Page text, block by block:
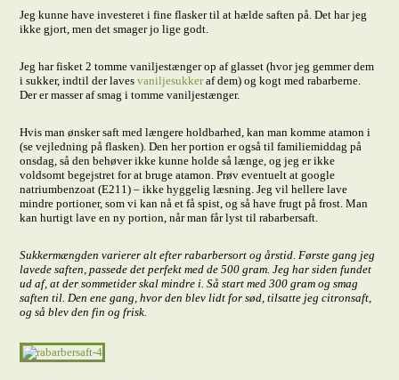
Jeg kunne have investeret i fine flasker til at hælde saften på. Det har jeg
ikke gjort, men det smager jo lige godt.
Jeg har fisket 2 tomme vaniljestænger op af glasset (hvor jeg gemmer dem
i sukker, indtil der lavesvaniljesukkeraf dem) og kogt med rabarberne.
Der er masser af smag i tomme vaniljestænger.
Hvis man ønsker saft med længere holdbarhed, kan man komme atamon i
(se vejledning på flasken). Den her portion er også til familiemiddag på
onsdag, så den behøver ikke kunne holde så længe, og jeg er ikke
voldsomt begejstret for at bruge atamon. Prøv eventuelt at google
natriumbenzoat (E211) – ikke hyggelig læsning. Jeg vil hellere lave
mindre portioner, som vi kan nå et få spist, og så have frugt på frost. Man
kan hurtigt lave en ny portion, når man får lyst til rabarbersaft.
Sukkermængden varierer alt efter rabarbersort og årstid. Første gang jeg
lavede saften, passede det perfekt med de 500 gram. Jeg har siden fundet
ud af, at der sommetider skal mindre i. Så start med 300 gram og smag
saften til. Den ene gang, hvor den blev lidt for sød, tilsatte jeg citronsaft,
og så blev den fin og frisk.